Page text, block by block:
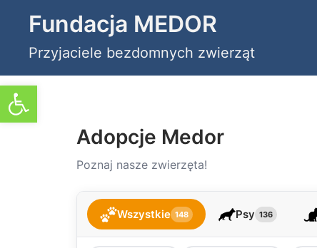
Otwórz pasek narzędzi
treści
Fundacja MEDOR
Przyjaciele bezdomnych zwierząt
Adopcje Medor
Poznaj nasze zwierzęta!
Wszystkie 148 Psy 136